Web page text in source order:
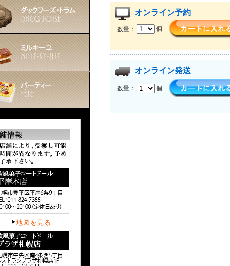
オンライン予約
数量： 個
オンライン発送
数量： 個
地図を見る